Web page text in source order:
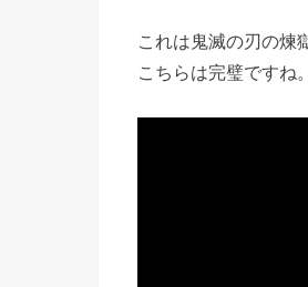
これは鬼滅の刃の煉
こちらは完璧ですね。